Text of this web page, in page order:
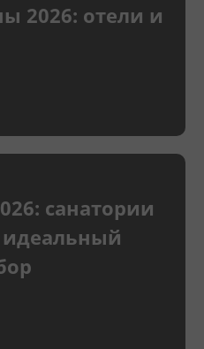
2026: отели и
санатории